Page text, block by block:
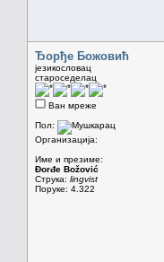
Ђорђе Божовић
језикословац
староседелац
Ван мреже
Пол:
Организација:
Име и презиме:
Đorđe Božović
Струка: lingvist
Поруке: 4.322